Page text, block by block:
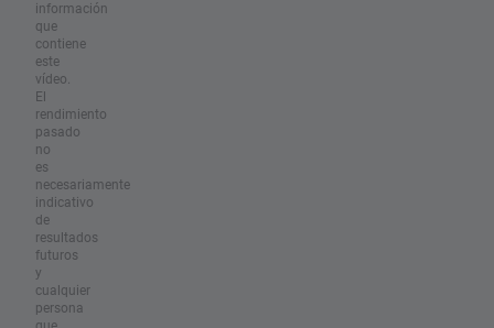
información
que
contiene
este
vídeo.
El
rendimiento
pasado
no
es
necesariamente
indicativo
de
resultados
futuros
y
cualquier
persona